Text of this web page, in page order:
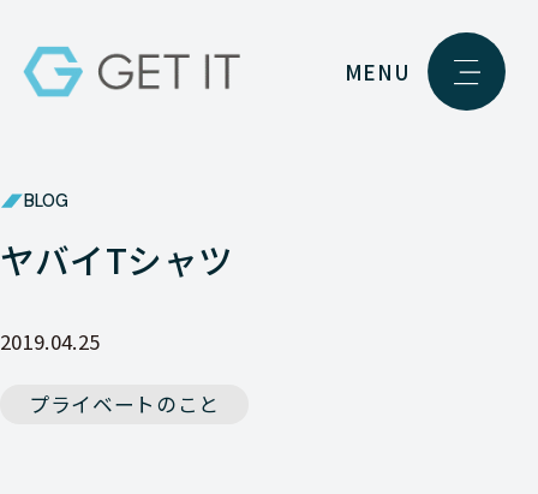
MENU
BLOG
ヤバイTシャツ
2019.04.25
プライベートのこと